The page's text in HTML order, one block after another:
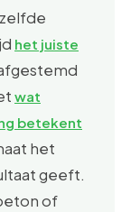
het juiste
wat
betekent
het
geeft.
of